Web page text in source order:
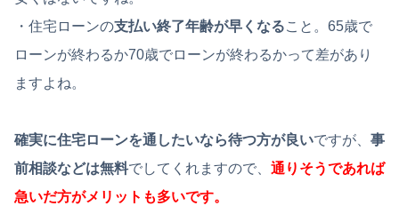
・住宅ローンの支払い終了年齢が早くなること。65歳で
ローンが終わるか70歳でローンが終わるかって差があり
ますよね。
確実に住宅ローンを通したいなら待つ方が良いですが、 事
前相談などは無料でしてくれますので、 通りそうであれば
急いだ方がメリットも多いです。